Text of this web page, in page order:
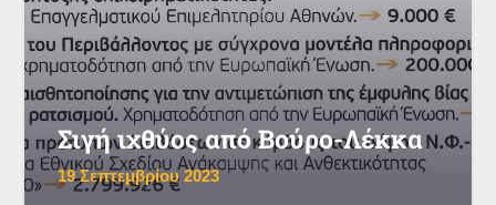
Σιγή ιχθύος από Βούρο-Λέκκα
19 Σεπτεμβρίου 2023